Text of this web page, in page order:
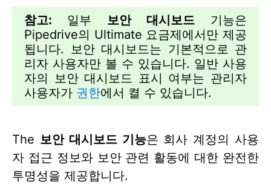
참고: 일부 보안 대시보드 기능은
Pipedrive의 Ultimate 요금제에서만 제공
됩니다. 보안 대시보드는 기본적으로 관
리자 사용자만 볼 수 있습니다. 일반 사용
자의 보안 대시보드 표시 여부는 관리자
사용자가 권한에서 켤 수 있습니다.
The 보안 대시보드 기능은 회사 계정의 사용
자 접근 정보와 보안 관련 활동에 대한 완전한
투명성을 제공합니다.